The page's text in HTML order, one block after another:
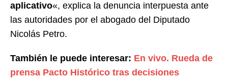
aplicativo«, explica la denuncia interpuesta ante
las autoridades por el abogado del Diputado
Nicolás Petro.
También le puede interesar: En vivo. Rueda de
prensa Pacto Histórico tras decisiones